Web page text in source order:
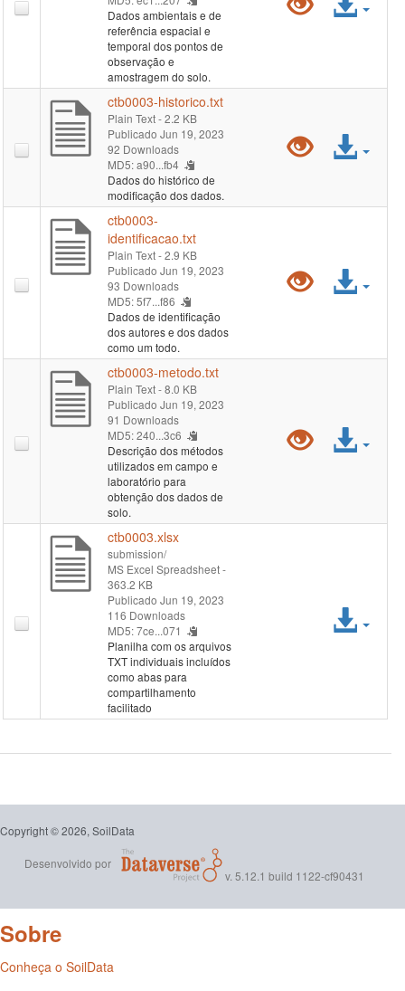
Dados ambientais e de
referência espacial e
temporal dos pontos de
observação e
amostragem do solo.
ctb0003-historico.txt
Plain Text- 2.2 KB
Publicado Jun 19, 2023
92 Downloads
MD5: a90...fb4
Dados do histórico de
modificação dos dados.
Pré-
ctb0003-
identificacao.txt
Plain Text- 2.9 KB
Publicado Jun 19, 2023
93 Downloads
MD5: 5f7...f86
Dados de identificação
dos autores e dos dados
como um todo.
Pré-
ctb0003-metodo.txt
Plain Text- 8.0 KB
Publicado Jun 19, 2023
91 Downloads
MD5: 240...3c6
Descrição dos métodos
utilizados em campo e
laboratório para
obtenção dos dados de
solo.
Pré-
ctb0003.xlsx
submission/
MS Excel Spreadsheet-
363.2 KB
Publicado Jun 19, 2023
116 Downloads
MD5: 7ce...071
Planilha com os arquivos
TXT individuais incluídos
como abas para
compartilhamento
facilitado
Copyright © 2026, SoilData
Desenvolvido por
v. 5.12.1 build 1122-cf90431
Sobre
Conheça o SoilData